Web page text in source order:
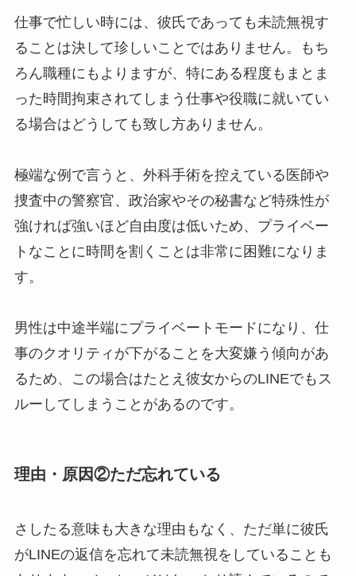
仕事で忙しい時には、彼氏であっても未読無視す
ることは決して珍しいことではありません。もち
ろん職種にもよりますが、特にある程度もまとま
った時間拘束されてしまう仕事や役職に就いてい
る場合はどうしても致し方ありません。
極端な例で言うと、外科手術を控えている医師や
捜査中の警察官、政治家やその秘書など特殊性が
強ければ強いほど自由度は低いため、プライベー
トなことに時間を割くことは非常に困難になりま
す。
男性は中途半端にプライベートモードになり、仕
事のクオリティが下がることを大変嫌う傾向があ
るため、この場合はたとえ彼女からのLINEでもス
ルーしてしまうことがあるのです。
理由・原因②ただ忘れている
さしたる意味も大きな理由もなく、ただ単に彼氏
がLINEの返信を忘れて未読無視をしていることも